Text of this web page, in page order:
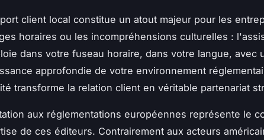
client local constitue un atout majeur pour les
horaires ou les incompréhensions culturelles :
dans votre fuseau horaire, dans votre langue, avec
approfondie de votre environnement
transforme la relation client en véritable partenariat
aux réglementations européennes représente le
de ces éditeurs. Contrairement aux acteurs